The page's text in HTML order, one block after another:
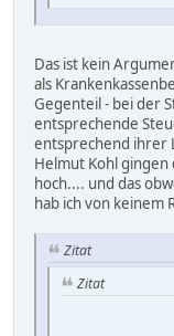
Das ist kein
als
Gegenteil - bei der
entsprechende
entsprechend ihrer
Helmut Kohl gingen
hoch.... und das
hab ich von
Zitat
Zitat